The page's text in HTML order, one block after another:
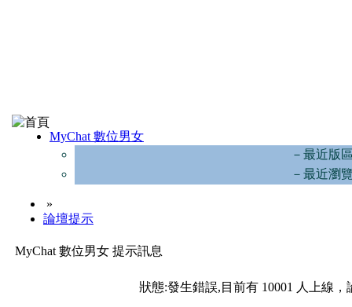
MyChat 數位男女
－最近版
－最近瀏
»
論壇提示
MyChat 數位男女 提示訊息
狀態:發生錯誤,目前有 10001 人上線